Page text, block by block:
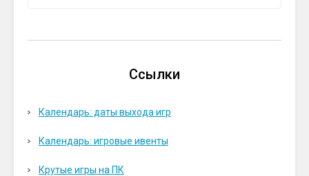
Ссылки
Календарь: даты выхода игр
Календарь: игровые ивенты
Крутые игры на ПК